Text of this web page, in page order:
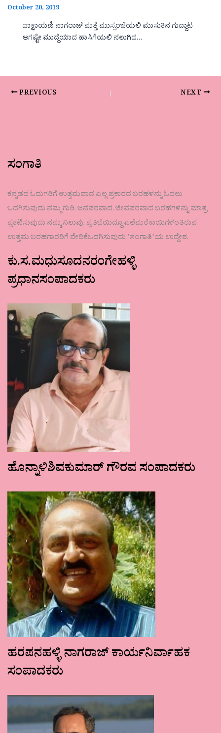
October 20, 2019
ದಾಕ್ಷಾಯಣಿ ನಾಗರಾಜ್ ಮತ್ತೆ ಮುಸ್ಸಂಜೆಯಲಿ ಮುಸುಕಿನ ಗುದ್ದಾಟ
ಆಗಷ್ಟೇ ಮುದ್ದೆಯಾದ ಹಾಸಿಗೆಯಲಿ ನಲುಗಿದ…
PREVIOUS NEXT
ಸಂಗಾತಿ
ಕನ್ನಡದ ಓದುಗರಿಗೆ ಉತ್ತಮವಾದ ಎಲ್ಲ ಪ್ರಕಾರದ ಬರಹಳನ್ನು ಓದಲು
ಒದಗಿಸುವುದು ನಮ್ಮ ಗುರಿ. ಜನಪರವಾದ, ಜೀವಪರವಾದ ಬರಹಗಳನ್ನು ಮಾತ್ರ
ಪ್ರಕಟಿಸುವುದು ನಮ್ಮ ನಿಲುವು. ಪ್ರತಿಭೆಯಿದ್ದೂ ಎಲೆಮರೆಕಾಯಿಗಳಂತಿರುವ
ಉತ್ತಮ ಬರಹಗಾರರಿಗೆ ವೇದಿಕೆಒದಗಿಸುವುದು ʼಸಂಗಾತಿʼಯ ಉದ್ದೇಶ.
ಕು.ಸ.ಮಧುಸೂದನರಂಗೇಹಳ್ಳಿ
ಪ್ರಧಾನಸಂಪಾದಕರು
ಹೊನ್ನಾಳಿಶಿವಕುಮಾರ್ ಗೌರವ ಸಂಪಾದಕರು
ಹರಪನಹಳ್ಳಿ ನಾಗರಾಜ್ ಕಾರ್ಯನಿರ್ವಾಹಕ
ಸಂಪಾದಕರು